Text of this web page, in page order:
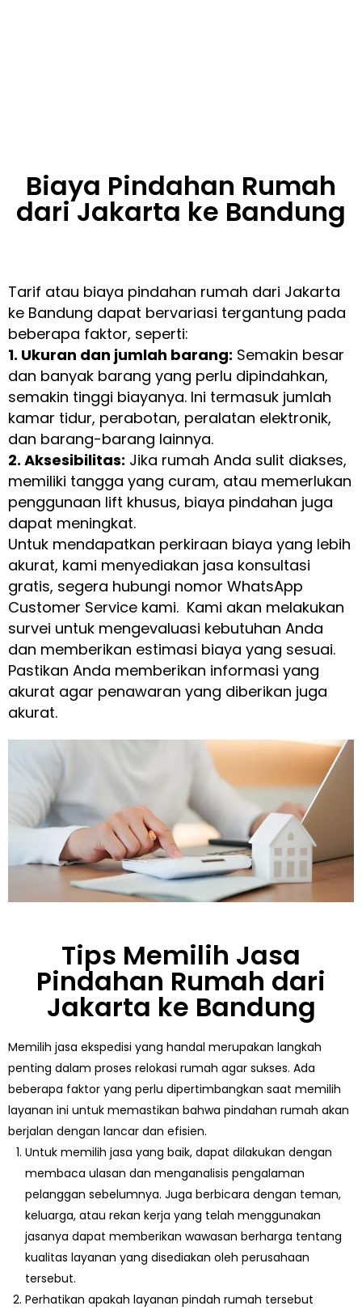
Biaya Pindahan Rumah
dari Jakarta ke Bandung
Tarif atau biaya pindahan rumah dari Jakarta
ke Bandung dapat bervariasi tergantung pada
beberapa faktor, seperti:
1. Ukuran dan jumlah barang: Semakin besar
dan banyak barang yang perlu dipindahkan,
semakin tinggi biayanya. Ini termasuk jumlah
kamar tidur, perabotan, peralatan elektronik,
dan barang-barang lainnya.
2. Aksesibilitas: Jika rumah Anda sulit diakses,
memiliki tangga yang curam, atau memerlukan
penggunaan lift khusus, biaya pindahan juga
dapat meningkat.
Untuk mendapatkan perkiraan biaya yang lebih
akurat, kami menyediakan jasa konsultasi
gratis, segera hubungi nomor WhatsApp
Customer Service kami. Kami akan melakukan
survei untuk mengevaluasi kebutuhan Anda
dan memberikan estimasi biaya yang sesuai.
Pastikan Anda memberikan informasi yang
akurat agar penawaran yang diberikan juga
akurat.
Tips Memilih Jasa
Pindahan Rumah dari
Jakarta ke Bandung
Memilih jasa ekspedisi yang handal merupakan langkah
penting dalam proses relokasi rumah agar sukses. Ada
beberapa faktor yang perlu dipertimbangkan saat memilih
layanan ini untuk memastikan bahwa pindahan rumah akan
berjalan dengan lancar dan efisien.
Untuk memilih jasa yang baik, dapat dilakukan dengan
membaca ulasan dan menganalisis pengalaman
pelanggan sebelumnya. Juga berbicara dengan teman,
keluarga, atau rekan kerja yang telah menggunakan
jasanya dapat memberikan wawasan berharga tentang
kualitas layanan yang disediakan oleh perusahaan
tersebut.
Perhatikan apakah layanan pindah rumah tersebut